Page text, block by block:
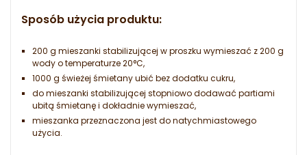
Sposób użycia produktu:
200 g mieszanki stabilizującej w proszku wymieszać z 200 g
wody o temperaturze 20°C,
1000 g świeżej śmietany ubić bez dodatku cukru,
do mieszanki stabilizującej stopniowo dodawać partiami
ubitą śmietanę i dokładnie wymieszać,
mieszanka przeznaczona jest do natychmiastowego
użycia.